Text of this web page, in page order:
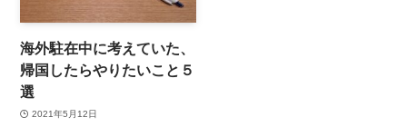
海外駐在中に考えていた、
帰国したらやりたいこと５
選
2021年5月12日